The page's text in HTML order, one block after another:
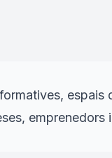
espais
emprenedors